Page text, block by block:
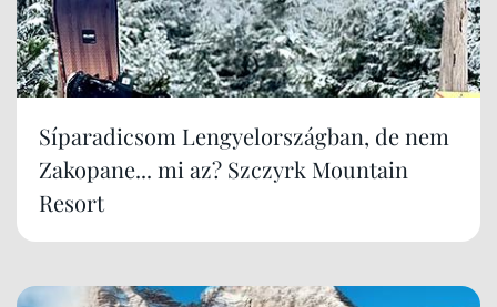
Síparadicsom Lengyelországban, de nem
Zakopane... mi az? Szczyrk Mountain
Resort